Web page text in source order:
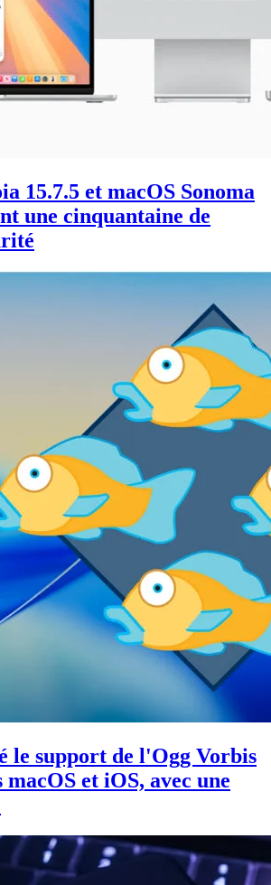
15.7.5 et macOS Sonoma
une cinquantaine de
le support de l'Ogg Vorbis
macOS et iOS, avec une